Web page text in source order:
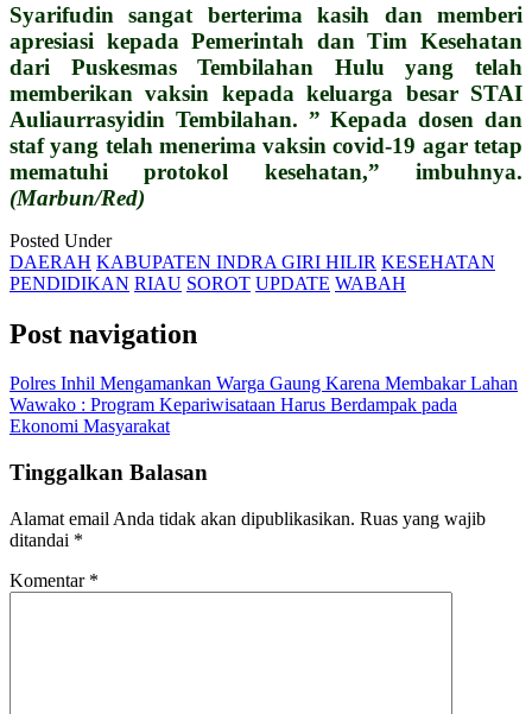
Syarifudin sangat berterima kasih dan memberi
apresiasi kepada Pemerintah dan Tim Kesehatan
dari Puskesmas Tembilahan Hulu yang telah
memberikan vaksin kepada keluarga besar STAI
Auliaurrasyidin Tembilahan. ” Kepada dosen dan
staf yang telah menerima vaksin covid-19 agar tetap
mematuhi protokol kesehatan,” imbuhnya.
(Marbun/Red)
Posted Under
DAERAH KABUPATEN INDRA GIRI HILIR KESEHATAN
PENDIDIKAN RIAU SOROT UPDATE WABAH
Post navigation
Polres Inhil Mengamankan Warga Gaung Karena Membakar Lahan
Wawako : Program Kepariwisataan Harus Berdampak pada
Ekonomi Masyarakat
Tinggalkan Balasan
Alamat email Anda tidak akan dipublikasikan. Ruas yang wajib
ditandai *
Komentar *